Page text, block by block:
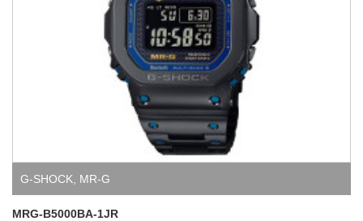
G-SHOCK MR-G
MRG-B5000BA-1JR